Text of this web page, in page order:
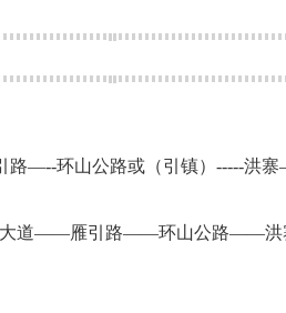
环山公路或（引镇）-----洪寨
——雁引路——环山公路——洪寨